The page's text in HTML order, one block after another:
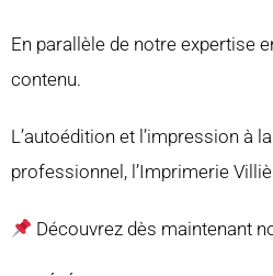
En parallèle de notre expertise
contenu.
L’autoédition et l’impression à
professionnel, l’Imprimerie
Découvrez dès maintenant